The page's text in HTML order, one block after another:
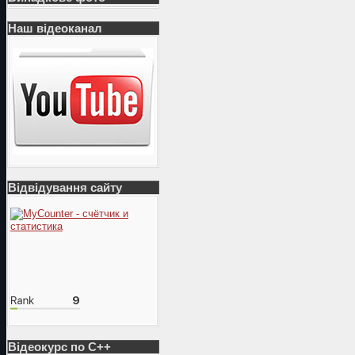
Наш відеоканал
Відвідування сайту
Відеокурс по С++